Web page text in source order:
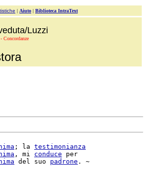
| Aiuto | Biblioteca IntraText
Luzzi
Concordanze
; la testimonianza
, mi conduce per
del suo padrone